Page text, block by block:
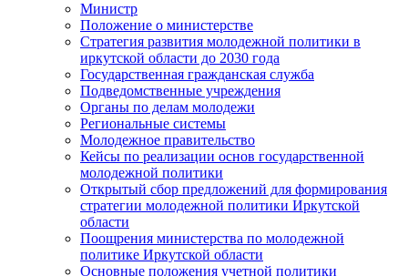
Министр
Положение о министерстве
Стратегия развития молодежной политики в
иркутской области до 2030 года
Государственная гражданская служба
Подведомственные учреждения
Органы по делам молодежи
Региональные системы
Молодежное правительство
Кейсы по реализации основ государственной
молодежной политики
Открытый сбор предложений для формирования
стратегии молодежной политики Иркутской
области
Поощрения министерства по молодежной
политике Иркутской области
Основные положения учетной политики